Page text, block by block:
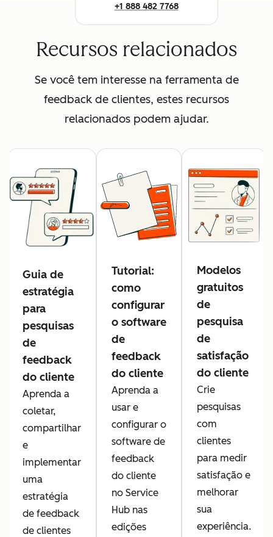
+1 888 482 7768
Recursos relacionados
Se você tem interesse na ferramenta de
feedback de clientes, estes recursos
relacionados podem ajudar.
Guia de
estratégia
para
pesquisas
de
feedback
do cliente
Aprenda a
coletar,
compartilhar
e
implementar
uma
estratégia
de feedback
de clientes
Tutorial:
como
configurar
o software
de
feedback
do cliente
Aprenda a
usar e
configurar o
software de
feedback
do cliente
no Service
Hub nas
edições
Modelos
gratuitos
de
pesquisa
de
satisfação
do cliente
Crie
pesquisas
com
clientes
para medir
satisfação e
melhorar
sua
experiência.